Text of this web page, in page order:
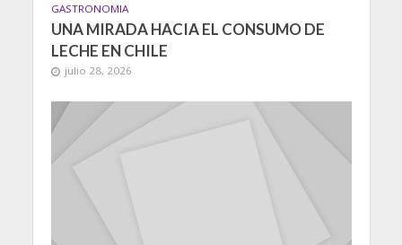
GASTRONOMIA
UNA MIRADA HACIA EL CONSUMO DE
LECHE EN CHILE
julio 28, 2026